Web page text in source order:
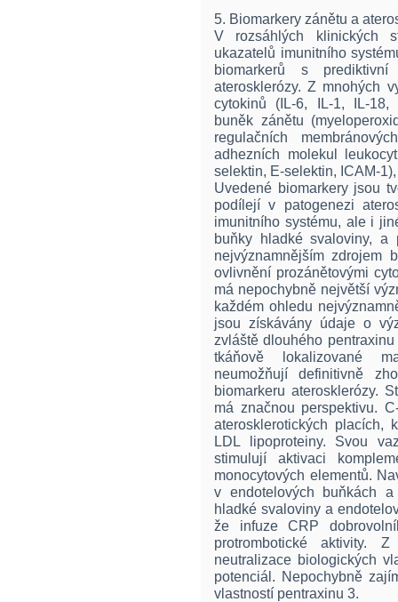
5. Biomarkery zánětu a
V rozsáhlých klinických
ukazatelů imunitního
biomarkerů s
aterosklerózy. Z mnohých
cytokinů (IL-6, IL-1, IL-18,
buněk zánětu
regulačních
adhezních molekul
selektin, E-selektin, ICAM-
Uvedené biomarkery jsou
podílejí v patogenezi
imunitního systému, ale i
buňky hladké svaloviny, a
nejvýznamnějším
ovlivnění prozánětovými
má nepochybně největší
každém ohledu
jsou získávány údaje o
zvláště dlouhého
tkáňově lokalizované
neumožňují definitivně
biomarkeru aterosklerózy.
má značnou perspektivu.
aterosklerotických placích,
LDL lipoproteiny. Svou
stimulují aktivaci
monocytových elementů.
v endotelových buňkách
hladké svaloviny a
že infuze CRP
protrombotické aktivity.
neutralizace biologických
potenciál. Nepochybně
vlastností pentraxinu 3.